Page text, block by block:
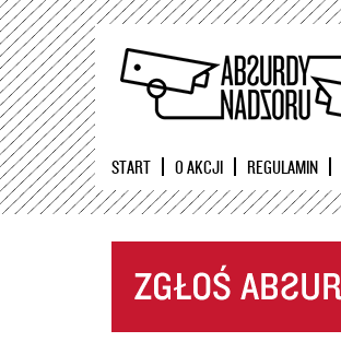
START O AKCJI REGULAMIN